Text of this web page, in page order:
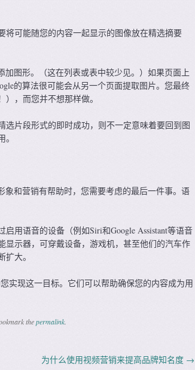
将可能随您的内容一起显示的图像放在精选摘要
加图形。（这在列表或表中较少见。）如果页面上
的算法很可能会从另一个页面提取图片。您最终
，而您并不想那样做。
片段形式的即时成功，则不一定意味着要回到图
和营销有帮助时，您需要考虑的最后一件事。语
用语音的设备（例如Siri和Google Assistant等语音
示器，可穿戴设备，游戏机，甚至他们的汽车作
大。
实现这一目标。它们可以帮助确保您的内容成为用
thepermalink.
为什么使用视频营销来提高品牌知名度 →